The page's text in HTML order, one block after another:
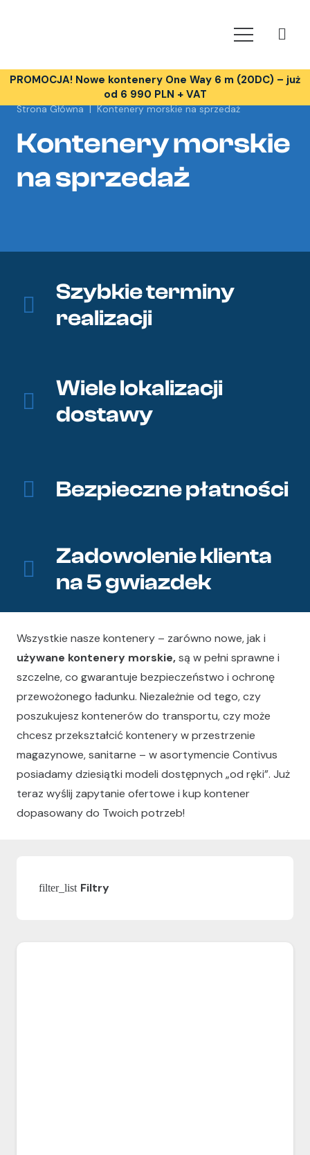
PROMOCJA! Nowe kontenery One Way 6 m (20DC) – już
od 6 990 PLN + VAT
Strona Główna | Kontenery morskie na sprzedaż
Kontenery morskie
na sprzedaż
Szybkie terminy
realizacji
Wiele lokalizacji
dostawy
Bezpieczne płatności
Zadowolenie klienta
na 5 gwiazdek
Wszystkie nasze kontenery – zarówno nowe, jak i
używane kontenery morskie,są w pełni sprawne i
szczelne, co gwarantuje bezpieczeństwo i ochronę
przewożonego ładunku. Niezależnie od tego, czy
poszukujesz kontenerów do transportu, czy może
chcesz przekształcić kontenery w przestrzenie
magazynowe, sanitarne – w asortymencie Contivus
posiadamy dziesiątki modeli dostępnych „od ręki”. Już
teraz wyślij zapytanie ofertowe i kup kontener
dopasowany do Twoich potrzeb!
filter_list Filtry